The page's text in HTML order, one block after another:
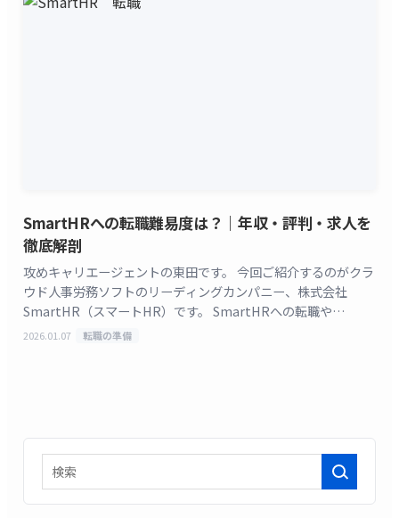
SmartHRへの転職難易度は？｜年収・評判・求人を
徹底解剖
攻めキャリエージェントの東田です。 今回ご紹介するのがクラ
ウド人事労務ソフトのリーディングカンパニー、株式会社
SmartHR（スマートHR）です。 SmartHRへの転職や
SmartHRの年収で検索しているあなたは、「平 [&hellip;]
2026.01.07 転職の準備
検索